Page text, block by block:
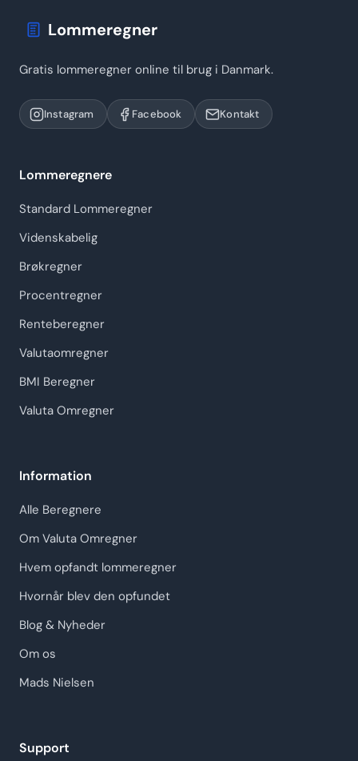
Lommeregner
Gratis lommeregner online til brug i Danmark.
Instagram Facebook Kontakt
Lommeregnere
Standard Lommeregner
Videnskabelig
Brøkregner
Procentregner
Renteberegner
Valutaomregner
BMI Beregner
Valuta Omregner
Information
Alle Beregnere
Om Valuta Omregner
Hvem opfandt lommeregner
Hvornår blev den opfundet
Blog & Nyheder
Om os
Mads Nielsen
Support